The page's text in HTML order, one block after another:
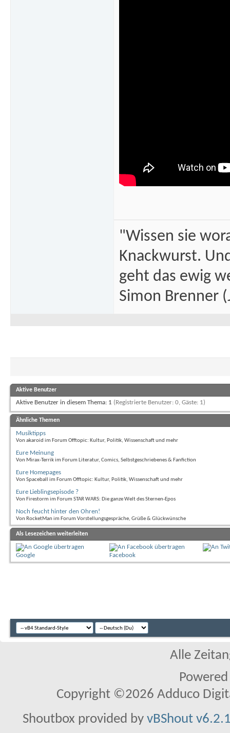
"Wissen sie
Knackwurst.
geht das ewig
Simon Brenner
Aktive Benutzer
Aktive Benutzer in diesem Thema: 1 (Registrierte Benutzer: 0, Gäste: 1)
Ähnliche Themen
Musiktipps
Von akaroid im Forum Offtopic: Kultur, Politik, Wissenschaft und mehr
Eure Meinung
Von Mirax-Terrik im Forum Literatur, Comics, Selbstgeschriebenes & Fanfiction
Eure Homepages
Von Spaceball im Forum Offtopic: Kultur, Politik, Wissenschaft und mehr
Eure Lieblingsepisode ?
Von Firestorm im Forum STAR WARS: Die ganze Welt des Sternen-Epos
Noch feucht hinter den Ohren!
Von RocketMan im Forum Vorstellungsgespräche, Grüße & Glückwünsche
Als Lesezeichen weiterleiten
Google Facebook
Alle
Copyright ©2026 Adduco
Shoutbox provided by vBShout